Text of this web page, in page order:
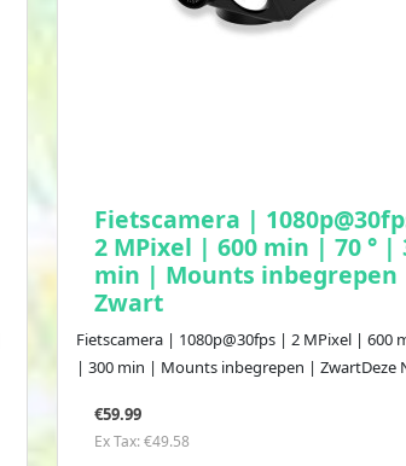
Fietscamera |
2 MPixel | 600 min | 70 ° |
min | Mounts inbegrepen
Zwart
Fietscamera | 1080p@30fps | 2 MPixel | 600
| 300 min | Mounts inbegrepen | ZwartDeze
€59.99
Ex Tax: €49.58